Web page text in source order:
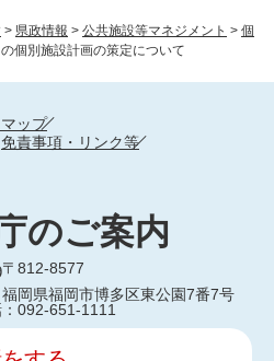
> 県政情報 > 公共施設等マネジメント > 個
個別施設計画の策定について
ップ
免責事項・リンク等
のご案内
〒812-8577
福岡県福岡市博多区東公園7番7号
092-651-1111